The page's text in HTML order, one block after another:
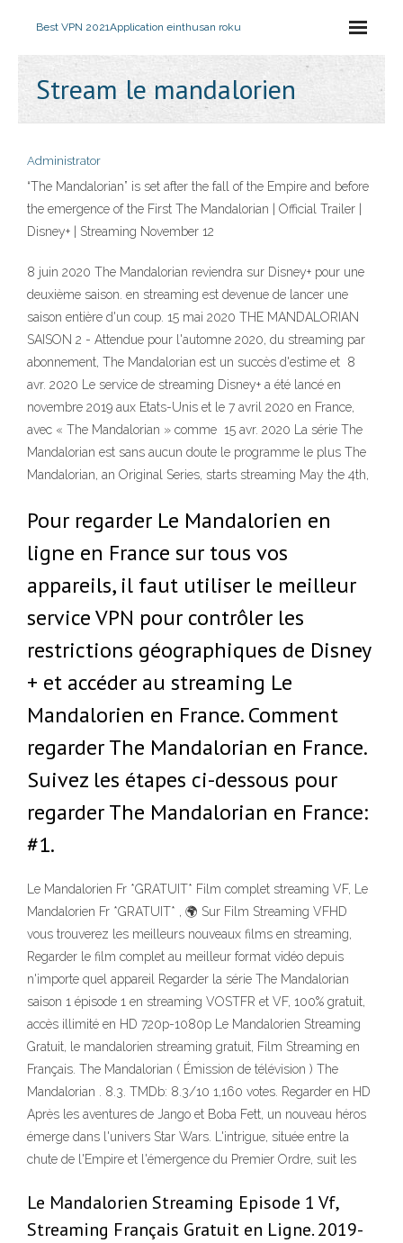
Best VPN 2021Application einthusan roku
Stream le mandalorien
Administrator
“The Mandalorian” is set after the fall of the Empire and before
the emergence of the First The Mandalorian | Official Trailer |
Disney+ | Streaming November 12
8 juin 2020 The Mandalorian reviendra sur Disney+ pour une
deuxième saison. en streaming est devenue de lancer une
saison entière d'un coup. 15 mai 2020 THE MANDALORIAN
SAISON 2 - Attendue pour l'automne 2020, du streaming par
abonnement, The Mandalorian est un succès d'estime et 8
avr. 2020 Le service de streaming Disney+ a été lancé en
novembre 2019 aux Etats-Unis et le 7 avril 2020 en France,
avec « The Mandalorian » comme 15 avr. 2020 La série The
Mandalorian est sans aucun doute le programme le plus The
Mandalorian, an Original Series, starts streaming May the 4th,
Pour regarder Le Mandalorien en
ligne en France sur tous vos
appareils, il faut utiliser le meilleur
service VPN pour contrôler les
restrictions géographiques de Disney
+ et accéder au streaming Le
Mandalorien en France. Comment
regarder The Mandalorian en France.
Suivez les étapes ci-dessous pour
regarder The Mandalorian en France:
#1.
Le Mandalorien Fr *GRATUIT* Film complet streaming VF, Le
Mandalorien Fr *GRATUIT* , 🌍 Sur Film Streaming VFHD
vous trouverez les meilleurs nouveaux films en streaming,
Regarder le film complet au meilleur format vidéo depuis
n'importe quel appareil Regarder la série The Mandalorian
saison 1 épisode 1 en streaming VOSTFR et VF, 100% gratuit,
accès illimité en HD 720p-1080p Le Mandalorien Streaming
Gratuit, le mandalorien streaming gratuit, Film Streaming en
Français. The Mandalorian ( Émission de télévision ) The
Mandalorian . 8.3. TMDb: 8.3/10 1,160 votes. Regarder en HD
Après les aventures de Jango et Boba Fett, un nouveau héros
émerge dans l'univers Star Wars. L'intrigue, située entre la
chute de l'Empire et l'émergence du Premier Ordre, suit les
Le Mandalorien Streaming Episode 1 Vf,
Streaming Français Gratuit en Ligne. 2019-